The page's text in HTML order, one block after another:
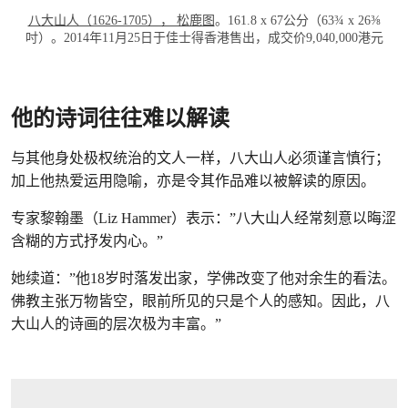
八大山人（1626-1705）， 松鹿图。161.8 x 67公分（63¾ x 26⅜
吋）。2014年11月25日于佳士得香港售出，成交价9,040,000港元
他的诗词往往难以解读
与其他身处极权统治的文人一样，八大山人必须谨言慎行；
加上他热爱运用隐喻，亦是令其作品难以被解读的原因。
专家黎翰墨（Liz Hammer）表示：”八大山人经常刻意以晦涩
含糊的方式抒发内心。”
她续道：”他18岁时落发出家，学佛改变了他对余生的看法。
佛教主张万物皆空，眼前所见的只是个人的感知。因此，八
大山人的诗画的层次极为丰富。”